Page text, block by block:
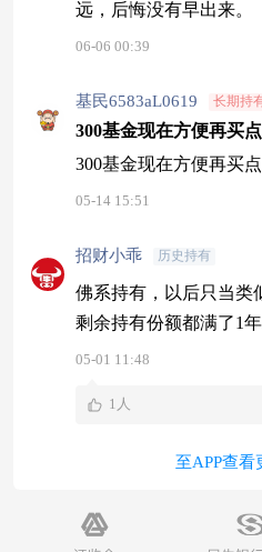
远，后悔没有早出来。
06-06 00:39
基民6583aL0619 长期持
300基金现在方便再买
300基金现在方便再买
05-14 15:51
招财小乖 历史持有
佛系持有，以后只当类
剩余持有份额都满了1
05-01 11:48
1人
至APP查看